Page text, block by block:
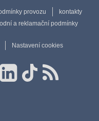
provozu
kontakty
a reklamační podmínky
Nastavení cookies